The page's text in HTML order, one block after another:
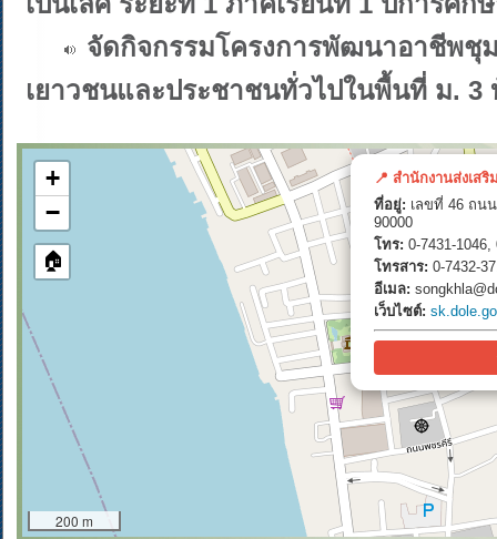
จัดกิจกรรมโครงการพัฒนาอาชีพชุ
เยาวชนและประชาชนทั่วไปในพื้นที่ ม.
📍 สำนักงานส่งเส
ที่อยู่: เลขที่ 46 ถน
90000
โทร: 0-7431-1046,
โทรสาร: 0-7432-
อีเมล:
เว็บไซต์:
+
−
🏠
200 m